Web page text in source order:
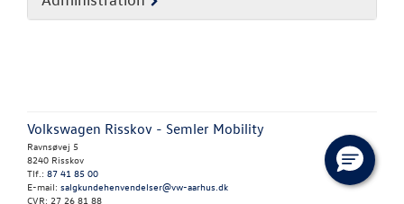
Samtykke
JOB OG
Volkswagen Risskov - Semler Mobility
Ravnsøvej 5
8240 Risskov
Tlf.: 87 41 85 00
E-mail: salgkundehenvendelser@vw-aarhus.dk
CVR: 27 26 81 88